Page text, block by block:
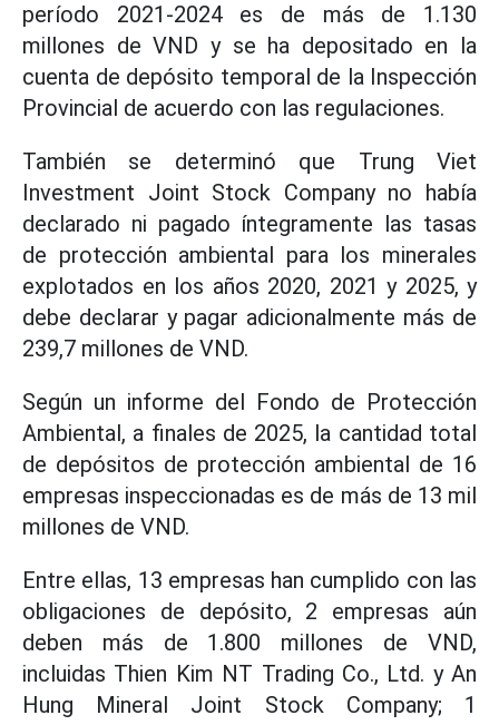
período 2021-2024 es de más de 1.130
millones de VND y se ha depositado en la
cuenta de depósito temporal de la Inspección
Provincial de acuerdo con las regulaciones.
También se determinó que Trung Viet
Investment Joint Stock Company no había
declarado ni pagado íntegramente las tasas
de protección ambiental para los minerales
explotados en los años 2020, 2021 y 2025, y
debe declarar y pagar adicionalmente más de
239,7 millones de VND.
Según un informe del Fondo de Protección
Ambiental, a finales de 2025, la cantidad total
de depósitos de protección ambiental de 16
empresas inspeccionadas es de más de 13 mil
millones de VND.
Entre ellas, 13 empresas han cumplido con las
obligaciones de depósito, 2 empresas aún
deben más de 1.800 millones de VND,
incluidas Thien Kim NT Trading Co., Ltd. y An
Hung Mineral Joint Stock Company; 1